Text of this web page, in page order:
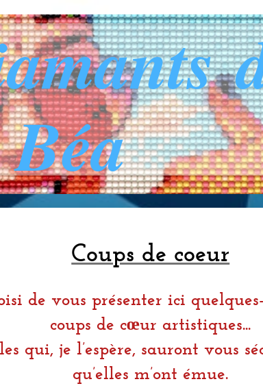
Béa
Coups de coeur
de vous présenter ici
coups de cœur artistiques...
qui, je l’espère, sauront vous
qu’elles m’ont émue.